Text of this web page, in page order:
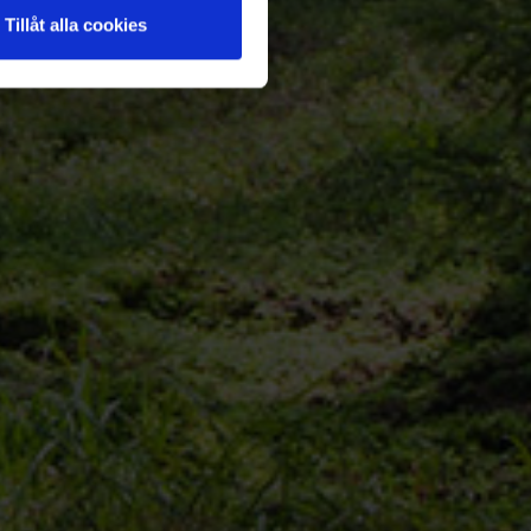
Tillåt alla cookies